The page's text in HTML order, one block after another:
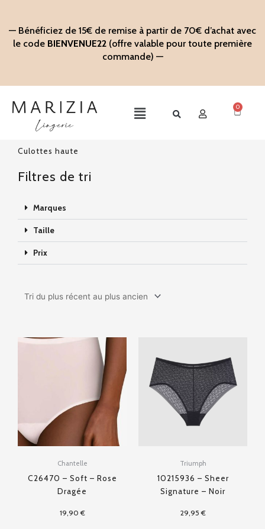
contenu
— Bénéficiez de 15€ de remise à partir de 70€ d’achat avec
le code BIENVENUE22 (offre valable pour toute première
commande) —
Main
0
Panier
Culottes haute
Filtres de tri
Marques
Taille
Prix
Chantelle
C26470 – Soft – Rose
Dragée
19,90€
Triumph
10215936 – Sheer
Signature – Noir
29,95€